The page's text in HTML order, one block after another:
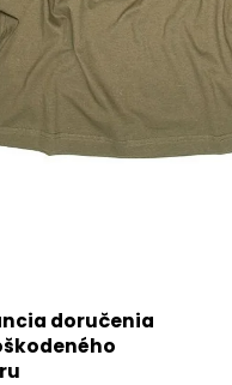
doručenia